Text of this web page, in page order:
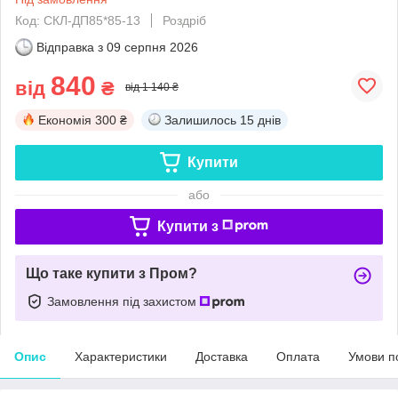
Код: СКЛ-ДП85*85-13
Роздріб
Відправка з 09 серпня 2026
від 840 ₴ від 1 140 ₴
Економія 300 ₴ Залишилось 15 днів
Купити
або
Купити з
Що таке купити з Пром?
Замовлення під захистом
Опис Характеристики Доставка Оплата Умови